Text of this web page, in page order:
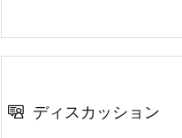
ディスカッション